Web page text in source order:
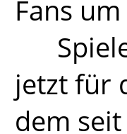
Fans
jetzt für
dem